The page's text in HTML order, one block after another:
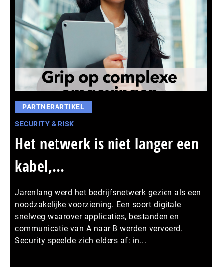
PARTNERARTIKEL
SECURITY & RISK
Het netwerk is niet langer een
kabel,...
Jarenlang werd het bedrijfsnetwerk gezien als een
noodzakelijke voorziening. Een soort digitale
snelweg waarover applicaties, bestanden en
communicatie van A naar B werden vervoerd.
Security speelde zich elders af: in...